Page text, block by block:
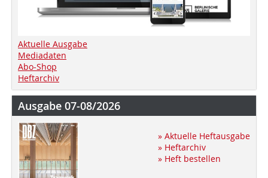
Aktuelle Ausgabe
Mediadaten
Abo-Shop
Heftarchiv
Ausgabe 07-08/2026
» Aktuelle Heftausgabe
» Heftarchiv
» Heft bestellen